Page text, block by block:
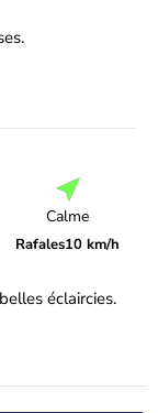
Calme
Rafales10 km/h
éclaircies.